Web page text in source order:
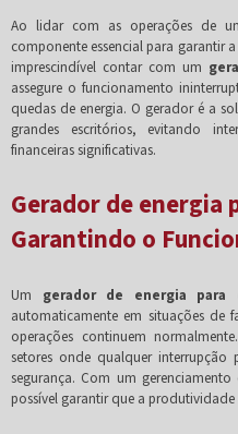
Ao lidar com as operações de
componente essencial para garantir
imprescindível contar com um
assegure o funcionamento
quedas de energia. O gerador é a
grandes escritórios, evitando
financeiras significativas.
Gerador de energia
Garantindo o
Um gerador de energia para
automaticamente em situações de
operações continuem
setores onde qualquer
segurança. Com um
possível garantir que a produtividade